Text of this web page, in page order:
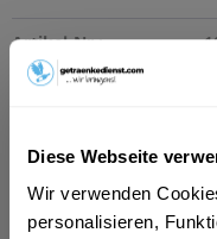
Diese Webseite
Wir verwenden
personalisieren,
Artikel-Nr.:
MATE, verbunden mit